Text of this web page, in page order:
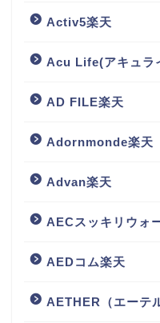
Activ5楽天
Acu Life(アキュラ
AD FILE楽天
Adornmonde楽天
Advan楽天
AECスッキリウォ
AEDコム楽天
AETHER（エーテ